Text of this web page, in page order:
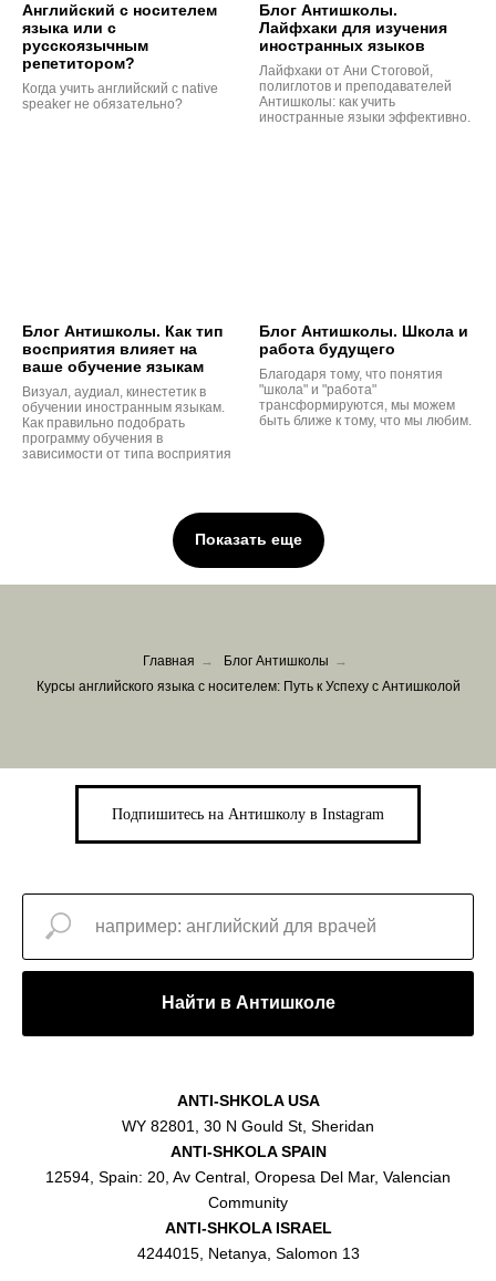
Английский с носителем
языка или с
русскоязычным
репетитором?
Когда учить английский с native
speaker не обязательно?
Блог Антишколы.
Лайфхаки для изучения
иностранных языков
Лайфхаки от Ани Стоговой,
полиглотов и преподавателей
Антишколы: как учить
иностранные языки эффективно.
Блог Антишколы. Как тип
восприятия влияет на
ваше обучение языкам
Визуал, аудиал, кинестетик в
обучении иностранным языкам.
Как правильно подобрать
программу обучения в
зависимости от типа восприятия
Блог Антишколы. Школа и
работа будущего
Благодаря тому, что понятия
"школа" и "работа"
трансформируются, мы можем
быть ближе к тому, что мы любим.
Показать еще
Главная → Блог Антишколы →
Курсы английского языка с носителем: Путь к Успеху с Антишколой
Подпишитесь на Антишколу в Instagram
Найти в Антишколе
ANTI-SHKOLA USA
WY 82801, 30 N Gould St, Sheridan
ANTI-SHKOLA SPAIN
12594, Spain: 20, Av Central, Oropesa Del Mar, Valencian
Community
ANTI-SHKOLA ISRAEL
4244015, Netanya, Salomon 13